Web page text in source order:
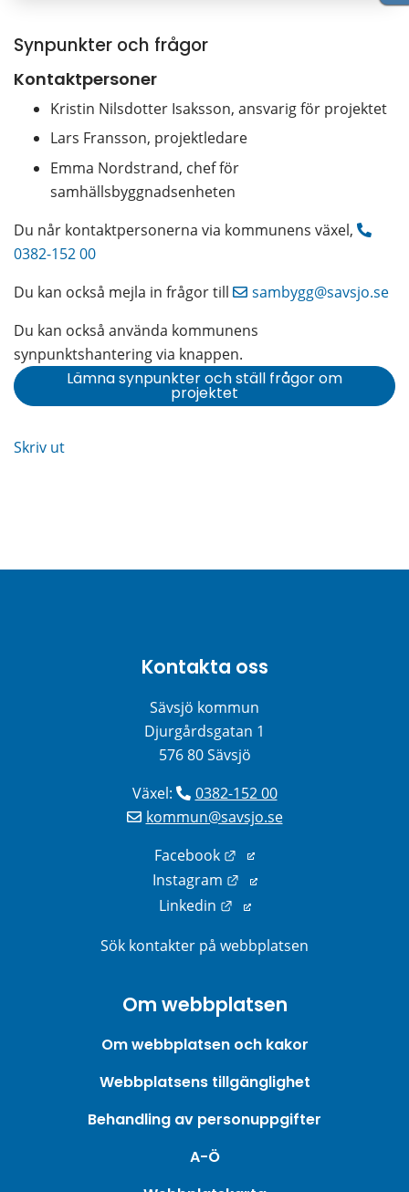
Synpunkter och frågor
Kontaktpersoner
Kristin Nilsdotter Isaksson, ansvarig för projektet
Lars Fransson, projektledare
Emma Nordstrand, chef för
samhällsbyggnadsenheten
Du når kontaktpersonerna via kommunens växel,
0382-152 00
Du kan också mejla in frågor till
sambygg@savsjo.se
Du kan också använda kommunens
synpunktshantering via knappen.
Lämna synpunkter och ställ frågor om
projektet
Skriv ut
Kontakta oss
Sävsjö kommun
Djurgårdsgatan 1
576 80 Sävsjö
Växel:
0382-152 00
kommun@savsjo.se
Facebook
Länk till annan
Instagram
Länk till annan
Linkedin
Länk till annan webbplats.
Sök kontakter på webbplatsen
Om webbplatsen
Om webbplatsen och kakor
Webbplatsens tillgänglighet
Behandling av personuppgifter
A-Ö